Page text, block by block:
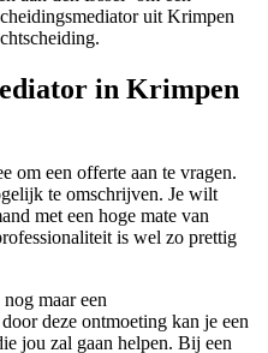
uit Krimpen
in Krimpen
om een offerte aan te vragen.
te omschrijven. Je wilt
met een hoge mate van
is wel zo prettig
maar een
deze ontmoeting kan je een
jou zal gaan helpen. Bij een